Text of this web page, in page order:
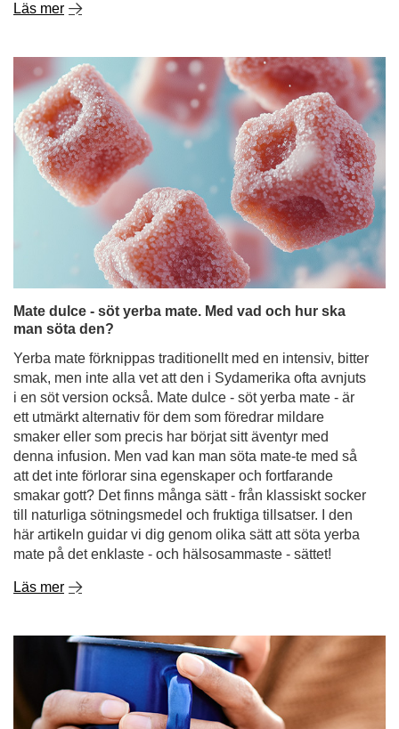
Läs mer
Mate dulce - söt yerba mate. Med vad och hur ska
man söta den?
Yerba mate förknippas traditionellt med en intensiv, bitter
smak, men inte alla vet att den i Sydamerika ofta avnjuts
i en söt version också. Mate dulce - söt yerba mate - är
ett utmärkt alternativ för dem som föredrar mildare
smaker eller som precis har börjat sitt äventyr med
denna infusion. Men vad kan man söta mate-te med så
att det inte förlorar sina egenskaper och fortfarande
smakar gott? Det finns många sätt - från klassiskt socker
till naturliga sötningsmedel och fruktiga tillsatser. I den
här artikeln guidar vi dig genom olika sätt att söta yerba
mate på det enklaste - och hälsosammaste - sättet!
Läs mer